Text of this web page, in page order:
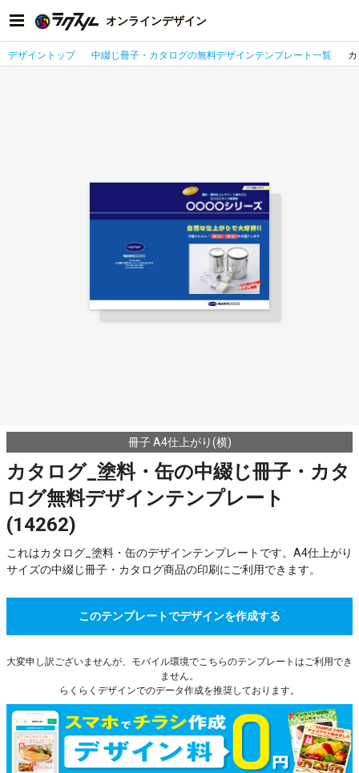
オンラインデザイン
デザイントップ 中綴じ冊子・カタログの無料デザインテンプレート一覧
冊子 A4仕上がり(横)
カタログ_塗料・缶の中綴じ冊子・カタ
ログ無料デザインテンプレート
(14262)
これはカタログ_塗料・缶のデザインテンプレートです。A4仕上がり
サイズの中綴じ冊子・カタログ商品の印刷にご利用できます。
このテンプレートでデザインを作成する
大変申し訳ございませんが、モバイル環境でこちらのテンプレートはご利用でき
ません。
らくらくデザインでのデータ作成を推奨しております。